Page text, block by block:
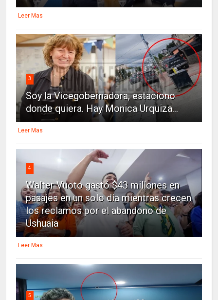
Leer Mas
3
Soy la Vicegobernadora, estaciono
donde quiera. Hay Monica Urquiza...
Leer Mas
4
Walter Vuoto gastó $43 millones en
pasajes en un solo día mientras crecen
los reclamos por el abandono de
Ushuaia
Leer Mas
5